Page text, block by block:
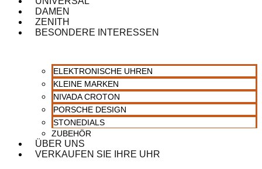
DAMEN
ZENITH
BESONDERE INTERESSEN
ELEKTRONISCHE UHREN
KLEINE MARKEN
NIVADA CROTON
PORSCHE DESIGN
STONEDIALS
ZUBEHÖR
ÜBER UNS
VERKAUFEN SIE IHRE UHR